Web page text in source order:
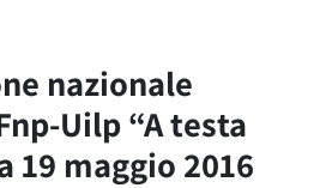
nazionale
Uilp “A testa
19 maggio 2016